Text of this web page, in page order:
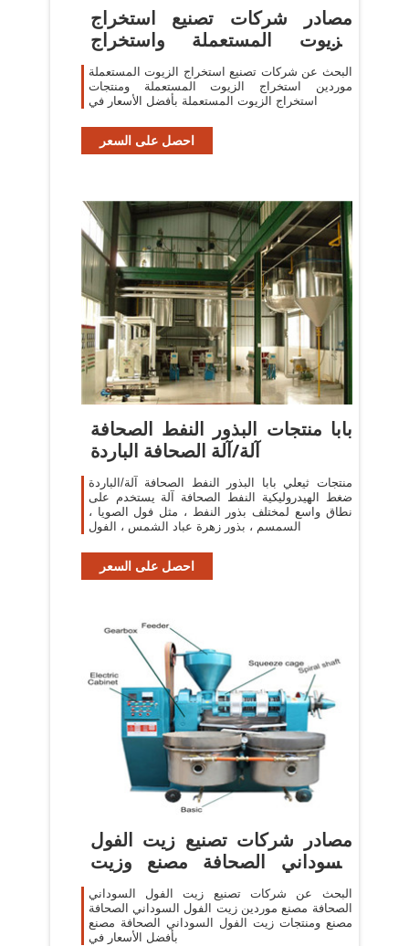
مصادر شركات تصنيع استخراج
الزيوت المستعملة واستخراج
الزيوت
البحث عن شركات تصنيع استخراج الزيوت المستعملة
موردين استخراج الزيوت المستعملة ومنتجات
استخراج الزيوت المستعملة بأفضل الأسعار في
احصل على السعر
بابا منتجات البذور النفط الصحافة
آلة/آلة الصحافة الباردة
منتجات ثيعلي بابا البذور النفط الصحافة آلة/الباردة
ضغط الهيدروليكية النفط الصحافة آلة يستخدم على
نطاق واسع لمختلف بذور النفط ، مثل فول الصويا ،
السمسم ، بذور زهرة عباد الشمس ، الفول
احصل على السعر
مصادر شركات تصنيع زيت الفول
السوداني الصحافة مصنع وزيت
الفول السوداني
البحث عن شركات تصنيع زيت الفول السوداني
الصحافة مصنع موردين زيت الفول السوداني الصحافة
مصنع ومنتجات زيت الفول السوداني الصحافة مصنع
بأفضل الأسعار في